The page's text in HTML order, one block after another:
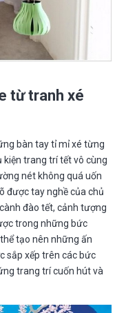
từ tranh xé
bàn tay tỉ mỉ xé từng
kiện trang trí tết vô cùng
nét không quá uốn
được tay nghề của chủ
đào tết, cảnh tượng
trong những bức
tạo nên những ấn
sắp xếp trên các bức
trang trí cuốn hút và